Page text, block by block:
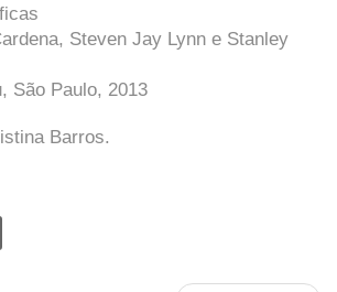
Steven Jay Lynn e Stanley
São Paulo, 2013
Barros.